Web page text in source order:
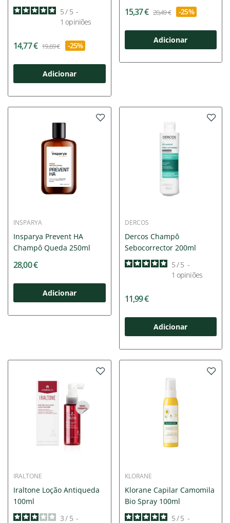
5/ 5 -
1 opiniões
14,77 € 19,69 € -25%
Adicionar
15,37 € 20,49 € -25%
Adicionar
INSPARYA
Insparya Prevent HA
Champô Queda 250ml
28,00 €
Adicionar
DERCOS
Dercos Champô
Sebocorrector 200ml
5/ 5 -
1 opiniões
11,99 €
Adicionar
IRALTONE
Iraltone Loção Antiqueda
100ml
3/ 5 -
KLORANE
Klorane Capilar Camomila
Bio Spray 100ml
5/ 5 -